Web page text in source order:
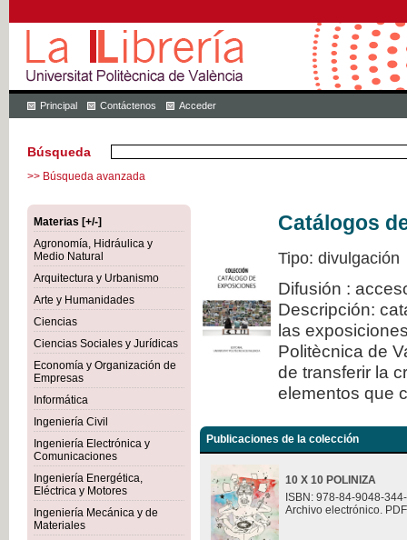
Principal Contáctenos Acceder
Búsqueda
>> Búsqueda avanzada
Materias [+/-]
Agronomía, Hidráulica y
Medio Natural
Arquitectura y Urbanismo
Arte y Humanidades
Ciencias
Ciencias Sociales y Jurídicas
Economía y Organización de
Empresas
Informática
Ingeniería Civil
Ingeniería Electrónica y
Comunicaciones
Ingeniería Energética,
Eléctrica y Motores
Ingeniería Mecánica y de
Materiales
Catálogos
Tipo: divulgación
Difusión :
Descripción:
las
Politècnica de
de transferir la
elementos que
Publicaciones de la colección
10 X 10 POLINIZA
ISBN: 978-84-9048-
Archivo electrónico.